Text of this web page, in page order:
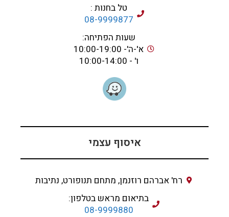
טל בחנות :
08-9999877
שעות הפתיחה:
א'-ה'- 10:00-19:00
ו' - 10:00-14:00
איסוף עצמי
רח' אברהם רוזנמן, מתחם תנופורט, נתיבות
בתיאום מראש בטלפון:
08-9999880